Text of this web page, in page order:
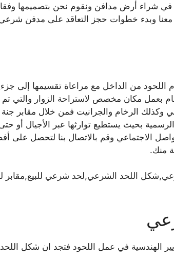
شراء أرض مدافن ونقوم نحن بتصميمها وفقا
معنا وبدء خطوات حجز التعاقد على مدفن
اللحود من الداخل مع مراعاة تقسيمها إلى
بعمل مكان مخصص لاستراحة الزوار والتي
وكذلك الرخام والجرانيت فمن خلال مقابر
بحيث يستطيع توارثها عبر الأجيال أو
الاجتماعي وقم بالاتصال بنا لتحصل على
منك.
الهندسية في عمل اللحود فتجد ان شكل